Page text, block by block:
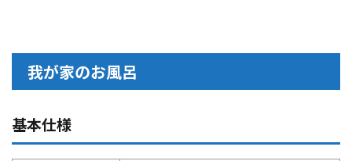
我が家のお風呂
基本仕様